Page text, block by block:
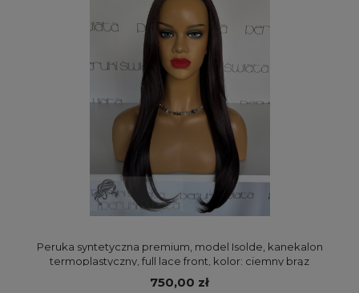
Peruka syntetyczna premium, model Isolde, kanekalon
termoplastyczny, full lace front, kolor: ciemny brąz
750,00 zł